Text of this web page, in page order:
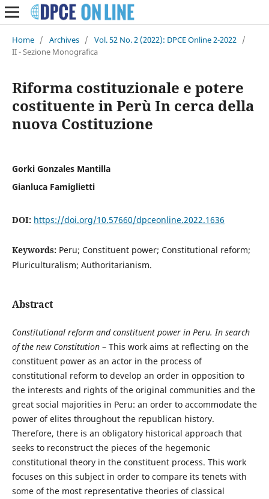
Home / Archives / Vol. 52 No. 2 (2022): DPCE Online 2-2022 /
II - Sezione Monografica
Riforma costituzionale e potere
costituente in Perù In cerca della
nuova Costituzione
Gorki Gonzales Mantilla
Gianluca Famiglietti
DOI: https://doi.org/10.57660/dpceonline.2022.1636
Keywords: Peru; Constituent power; Constitutional reform;
Pluriculturalism; Authoritarianism.
Abstract
Constitutional reformandconstituent power in Peru.In search
of the new Constitution– This work aims at reflecting on the
constituent power as an actor in the process of
constitutional reform to develop an order in opposition to
the interests and rights of the original communities and the
great social majorities in Peru: an order to accommodate the
power of elites throughout the republican history.
Therefore, there is an obligatory historical approach that
seeks to reconstruct the pieces of the hegemonic
constitutional theory in the constituent process. This work
focuses on this subject in order to compare its tenets with
some of the most representative theories of classical